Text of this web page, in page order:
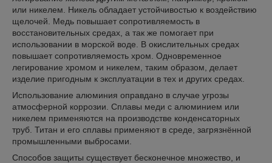
или никелем. Никель обладает устойчивостью к воздействию
щелочей. Медь повышает сопротивляемость в
восстановительных средах, а так же помогает при
использовании в морской воде. В окислительных средах
повышает сопротивляемость хром. Одновременное
легирование хромом и никелем, таким образом, делает
изделие пригодным к эксплуатации в тех и других средах.
Использование алюминия оправдано в случае угрозы
атмосферной коррозии. Сплавы меди с алюминием или
никелем применяются на производстве конденсаторных
труб. Титан и его сплавы применяют в среде, загрязнённой
промышленными выбросами.
Способов защиты существует бесконечное множество, и